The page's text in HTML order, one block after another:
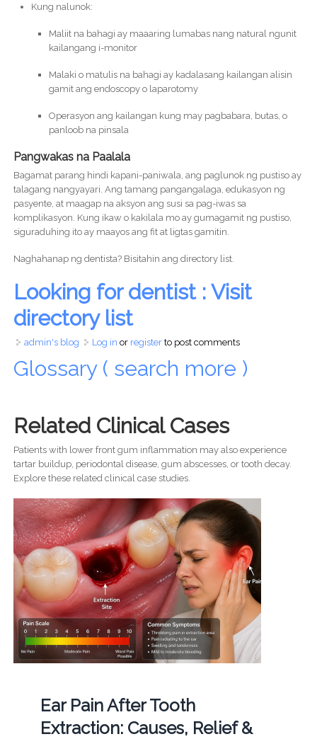
Kung nalunok:
Maliit na bahagi ay maaaring lumabas nang natural ngunit
kailangang i-monitor
Malaki o matulis na bahagi ay kadalasang kailangan alisin
gamit ang endoscopy o laparotomy
Operasyon ang kailangan kung may pagbabara, butas, o
panloob na pinsala
Pangwakas na Paalala
Bagamat parang hindi kapani-paniwala, ang paglunok ng pustiso ay
talagang nangyayari. Ang tamang pangangalaga, edukasyon ng
pasyente, at maagap na aksyon ang susi sa pag-iwas sa
komplikasyon. Kung ikaw o kakilala mo ay gumagamit ng pustiso,
siguraduhing ito ay maayos ang fit at ligtas gamitin.
Naghahanap ng dentista? Bisitahin ang directory list.
Looking for dentist : Visit
directory list
admin's blog Log in or registerto post comments
Glossary ( search more )
Related Clinical Cases
Patients with lower front gum inflammation may also experience
tartar buildup, periodontal disease, gum abscesses, or tooth decay.
Explore these related clinical case studies.
Ear Pain After Tooth
Extraction: Causes, Relief &